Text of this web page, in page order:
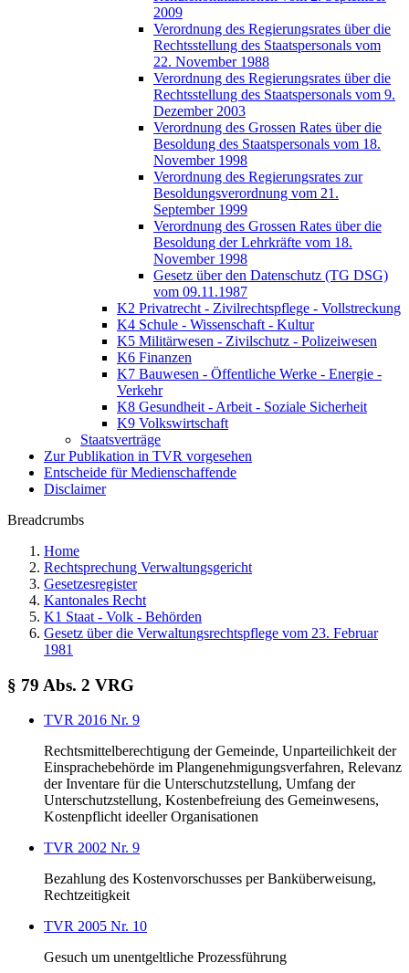
2009
Verordnung des Regierungsrates über die
Rechtsstellung des Staatspersonals vom
22. November 1988
Verordnung des Regierungsrates über die
Rechtsstellung des Staatspersonals vom 9.
Dezember 2003
Verordnung des Grossen Rates über die
Besoldung des Staatspersonals vom 18.
November 1998
Verordnung des Regierungsrates zur
Besoldungsverordnung vom 21.
September 1999
Verordnung des Grossen Rates über die
Besoldung der Lehrkräfte vom 18.
November 1998
Gesetz über den Datenschutz (TG DSG)
vom 09.11.1987
K2 Privatrecht - Zivilrechtspflege - Vollstreckung
K4 Schule - Wissenschaft - Kultur
K5 Militärwesen - Zivilschutz - Polizeiwesen
K6 Finanzen
K7 Bauwesen - Öffentliche Werke - Energie -
Verkehr
K8 Gesundheit - Arbeit - Soziale Sicherheit
K9 Volkswirtschaft
Staatsverträge
Zur Publikation in TVR vorgesehen
Entscheide für Medienschaffende
Disclaimer
Breadcrumbs
Home
Rechtsprechung Verwaltungsgericht
Gesetzesregister
Kantonales Recht
K1 Staat - Volk - Behörden
Gesetz über die Verwaltungsrechtspflege vom 23. Februar
1981
§ 79 Abs. 2 VRG
TVR 2016 Nr. 9
Rechtsmittelberechtigung der Gemeinde, Unparteilichkeit der
Einsprachebehörde im Plangenehmigungsverfahren, Relevanz
der Inventare für die Unterschutzstellung, Umfang der
Unterschutzstellung, Kostenbefreiung des Gemeinwesens,
Kostenpflicht ideeller Organisationen
TVR 2002 Nr. 9
Bezahlung des Kostenvorschusses per Banküberweisung,
Rechtzeitigkeit
TVR 2005 Nr. 10
Gesuch um unentgeltliche Prozessführung